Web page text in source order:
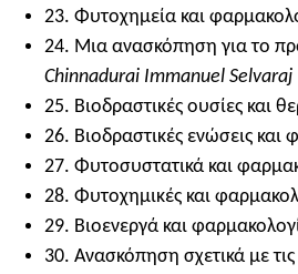
23. Φυτοχημεία και
24. Μια ανασκόπηση για το
Chinnadurai Immanuel Selvaraj
25. Βιοδραστικές ουσίες και
26. Βιοδραστικές ενώσεις
27. Φυτοσυστατικά και
28. Φυτοχημικές και
29. Βιοενεργά και
30. Ανασκόπηση σχετικά με